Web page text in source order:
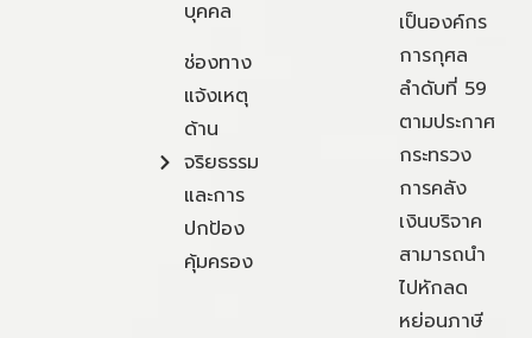
บุคคล
ช่องทาง
แจ้งเหตุ
ด้าน
จริยธรรม
และการ
ปกป้อง
คุ้มครอง
เป็นองค์กร
การกุศล
ลำดับที่ 59
ตามประกาศ
กระทรวง
การคลัง
เงินบริจาค
สามารถนำ
ไปหักลด
หย่อนภาษี